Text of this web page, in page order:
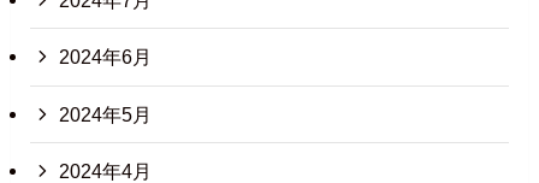
2024年6月
2024年5月
2024年4月